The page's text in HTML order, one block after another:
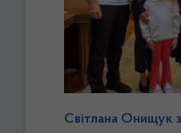
Світлана Онищук